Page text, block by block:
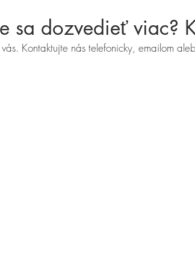
sa dozvedieť viac?
Kontaktujte nás telefonicky, emailom